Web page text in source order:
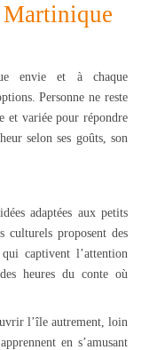
Martinique
envie et à chaque
Personne ne reste
et variée pour répondre
selon ses goûts, son
adaptées aux petits
culturels proposent des
qui captivent l’attention
heures du conte où
l’île autrement, loin
en s’amusant